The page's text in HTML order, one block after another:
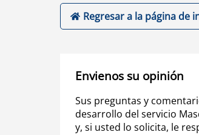
Regresar a la página de
Envienos su opinión
Sus preguntas y
desarrollo del servicio
y, si usted lo solicita, le